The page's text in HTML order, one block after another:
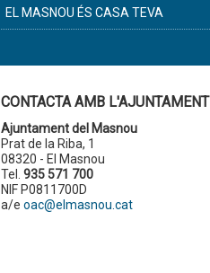
EL MASNOU ÉS CASA TEVA
CONTACTA AMB L'AJUNTAMENT
Ajuntament del Masnou
Prat de la Riba, 1
08320 - El Masnou
Tel. 935 571 700
NIF P0811700D
a/e oac@elmasnou.cat